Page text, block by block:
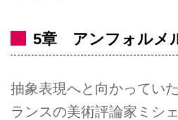
5章 アンフォルメ
抽象表現へと向かってい
ランスの美術評論家ミシ